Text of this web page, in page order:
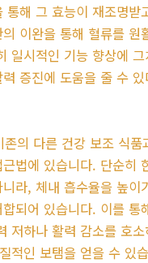
통해 그 효능이 재조명받
이완을 통해 혈류를 원
일시적인 기능 향상에
증진에 도움을 줄 수
의 다른 건강 보조 식품
법에 있습니다. 단순히
라, 체내 흡수율을 높이
되어 있습니다. 이를 통
저하나 활력 감소를 호
적인 보탬을 얻을 수 있